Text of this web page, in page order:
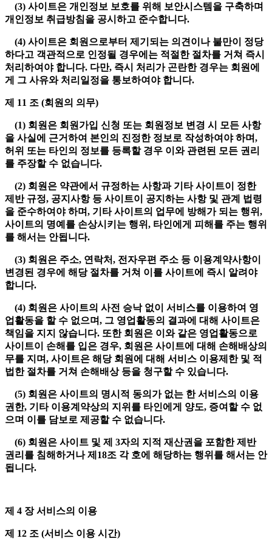
(3) 사이트은 개인정보 보호를 위해 보안시스템을 구축하며
개인정보 취급방침을 공시하고 준수합니다.
(4) 사이트은 회원으로부터 제기되는 의견이나 불만이 정당
하다고 객관적으로 인정될 경우에는 적절한 절차를 거쳐 즉시
처리하여야 합니다. 다만, 즉시 처리가 곤란한 경우는 회원에
게 그 사유와 처리일정을 통보하여야 합니다.
제 11 조 (회원의 의무)
(1) 회원은 회원가입 신청 또는 회원정보 변경 시 모든 사항
을 사실에 근거하여 본인의 진정한 정보로 작성하여야 하며,
허위 또는 타인의 정보를 등록할 경우 이와 관련된 모든 권리
를 주장할 수 없습니다.
(2) 회원은 약관에서 규정하는 사항과 기타 사이트이 정한
제반 규정, 공지사항 등 사이트이 공지하는 사항 및 관계 법령
을 준수하여야 하며, 기타 사이트의 업무에 방해가 되는 행위,
사이트의 명예를 손상시키는 행위, 타인에게 피해를 주는 행위
를 해서는 안됩니다.
(3) 회원은 주소, 연락처, 전자우편 주소 등 이용계약사항이
변경된 경우에 해당 절차를 거쳐 이를 사이트에 즉시 알려야
합니다.
(4) 회원은 사이트의 사전 승낙 없이 서비스를 이용하여 영
업활동을 할 수 없으며, 그 영업활동의 결과에 대해 사이트은
책임을 지지 않습니다. 또한 회원은 이와 같은 영업활동으로
사이트이 손해를 입은 경우, 회원은 사이트에 대해 손해배상의
무를 지며, 사이트은 해당 회원에 대해 서비스 이용제한 및 적
법한 절차를 거쳐 손해배상 등을 청구할 수 있습니다.
(5) 회원은 사이트의 명시적 동의가 없는 한 서비스의 이용
권한, 기타 이용계약상의 지위를 타인에게 양도, 증여할 수 없
으며 이를 담보로 제공할 수 없습니다.
(6) 회원은 사이트 및 제 3자의 지적 재산권을 포함한 제반
권리를 침해하거나 제18조 각 호에 해당하는 행위를 해서는 안
됩니다.
제 4 장 서비스의 이용
제 12 조 (서비스 이용 시간)